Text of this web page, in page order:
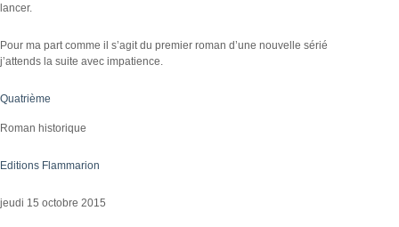
lancer.
Pour ma part comme il s’agit du premier roman d’une nouvelle sérié
j’attends la suite avec impatience.
Quatrième
Roman historique
Editions Flammarion
jeudi 15 octobre 2015